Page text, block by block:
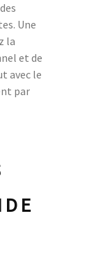
Une
la
et de
avec le
par